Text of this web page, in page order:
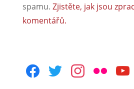
spamu. Zjistěte, jak jsou
komentářů.
facebooktwitterinstagram
flickr